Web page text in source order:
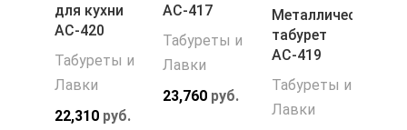
для кухни
АС-420
Табуреты и
Лавки
22,310 руб.
АС-417
Табуреты и
Лавки
23,760 руб.
Металлический
табурет
АС-419
Табуреты и
Лавки